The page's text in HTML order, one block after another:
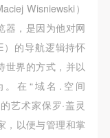
Wisniewski）
器，是因为他对网
）的导航逻辑持怀
世界的方式，并以
在“域名.空间
艺术家保罗·盖灵
，以便与管理和掌